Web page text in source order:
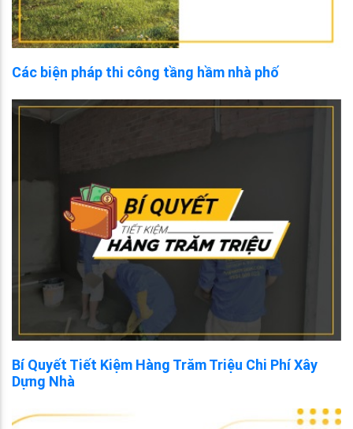
Các biện pháp thi công tầng hầm nhà phố
Bí Quyết Tiết Kiệm Hàng Trăm Triệu Chi Phí Xây
Dựng Nhà